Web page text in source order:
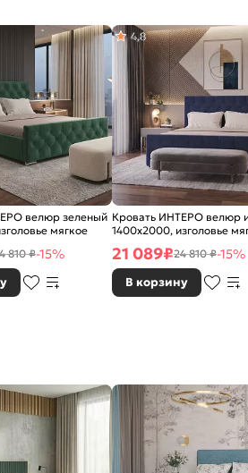
велюр зеленый
мягкое
810 ₽-15%
Кровать ИНТЕРО велюр
1400x2000, изголовье
4,8
21 089₽24 810 ₽-15%
В корзину